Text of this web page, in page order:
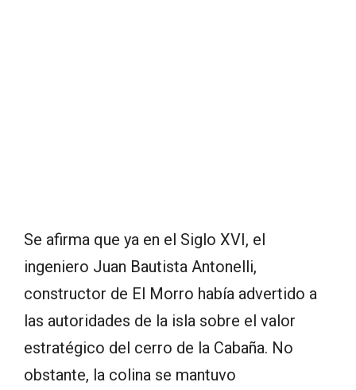
Se afirma que ya en el Siglo XVI, el
ingeniero Juan Bautista Antonelli,
constructor de El Morro había advertido a
las autoridades de la isla sobre el valor
estratégico del cerro de la Cabaña. No
obstante, la colina se mantuvo